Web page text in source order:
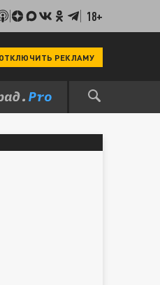
18+
ОТКЛЮЧИТЬ РЕКЛАМУ